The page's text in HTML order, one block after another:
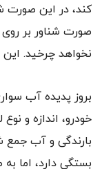
کند، در این صورت
صورت شناور بر
نخواهد چرخید.
بروز پدیده آب
خودرو، اندازه و
بارندگی و آب
بستگی دارد، اما